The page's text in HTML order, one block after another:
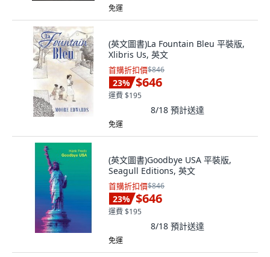
免運
(英文圖書)La Fountain Bleu 平裝版,
Xlibris Us, 英文
首購折扣價$846
23% $646
運費 $195
8/18 預計送達
免運
(英文圖書)Goodbye USA 平裝版,
Seagull Editions, 英文
首購折扣價$846
23% $646
運費 $195
8/18 預計送達
免運